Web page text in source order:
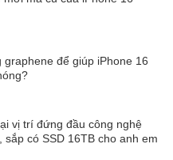
cho việc xuất video.
45, jack audio 3.5, khe đọc
và khe SmartCard. Bên
graphene để giúp iPhone 16
vị trí đứng đầu công nghệ
sắp có SSD 16TB cho anh em